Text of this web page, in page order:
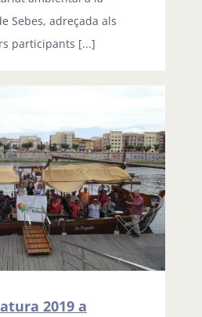
Sebes, adreçada als
participants [...]
2019 a